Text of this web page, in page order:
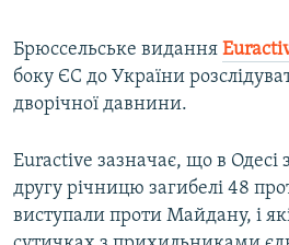
Брюссельське видання
боку ЄС до України
дворічної давнини.
Euractive зазначає, що в Одесі
другу річницю загибелі 48
виступали проти Майдану, і